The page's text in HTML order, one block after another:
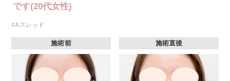
です(20代女性)
#Aスレッド
施術前 施術直後